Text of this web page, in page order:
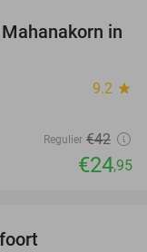
41%
in
9.2 star
Regulier €42
€24,95